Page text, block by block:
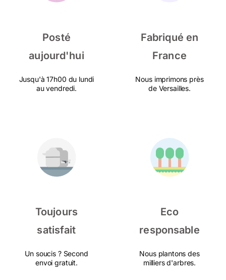
Posté
aujourd'hui
Jusqu'à 17h00 du lundi
au vendredi.
Fabriqué en
France
Nous imprimons près
de Versailles.
Toujours
satisfait
Un soucis ? Second
envoi gratuit.
Eco
responsable
Nous plantons des
milliers d'arbres.